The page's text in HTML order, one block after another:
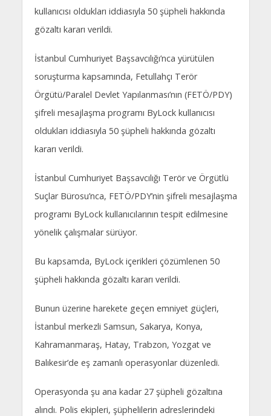
kullanıcısı oldukları iddiasıyla 50 şüpheli hakkında
gözaltı kararı verildi.
İstanbul Cumhuriyet Başsavcılığı’nca yürütülen
soruşturma kapsamında, Fetullahçı Terör
Örgütü/Paralel Devlet Yapılanması’nın (FETÖ/PDY)
şifreli mesajlaşma programı ByLock kullanıcısı
oldukları iddiasıyla 50 şüpheli hakkında gözaltı
kararı verildi.
İstanbul Cumhuriyet Başsavcılığı Terör ve Örgütlü
Suçlar Bürosu’nca, FETÖ/PDY’nin şifreli mesajlaşma
programı ByLock kullanıcılarının tespit edilmesine
yönelik çalışmalar sürüyor.
Bu kapsamda, ByLock içerikleri çözümlenen 50
şüpheli hakkında gözaltı kararı verildi.
Bunun üzerine harekete geçen emniyet güçleri,
İstanbul merkezli Samsun, Sakarya, Konya,
Kahramanmaraş, Hatay, Trabzon, Yozgat ve
Balıkesir’de eş zamanlı operasyonlar düzenledi.
Operasyonda şu ana kadar 27 şüpheli gözaltına
alındı. Polis ekipleri, şüphelilerin adreslerindeki